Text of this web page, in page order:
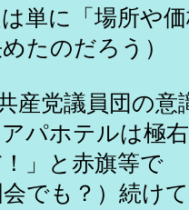
に「場所や価
たのだろう）
産党議員団の意
パホテルは極
」と赤旗等で
でも？）続け